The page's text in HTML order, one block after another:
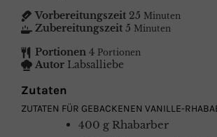
Vorbereitungszeit 25 Minuten
Zubereitungszeit 5 Minuten
Portionen 4 Portionen
Autor Labsalliebe
Zutaten
ZUTATEN FÜR GEBACKENEN VANILLE-
400 g Rhabarber